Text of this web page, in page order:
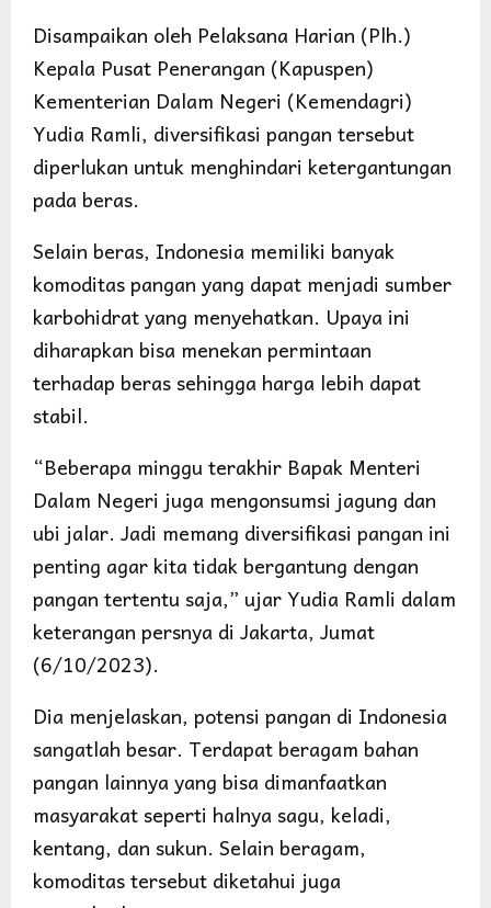
Disampaikan oleh Pelaksana Harian (Plh.)
Kepala Pusat Penerangan (Kapuspen)
Kementerian Dalam Negeri (Kemendagri)
Yudia Ramli, diversifikasi pangan tersebut
diperlukan untuk menghindari ketergantungan
pada beras.
Selain beras, Indonesia memiliki banyak
komoditas pangan yang dapat menjadi sumber
karbohidrat yang menyehatkan. Upaya ini
diharapkan bisa menekan permintaan
terhadap beras sehingga harga lebih dapat
stabil.
“Beberapa minggu terakhir Bapak Menteri
Dalam Negeri juga mengonsumsi jagung dan
ubi jalar. Jadi memang diversifikasi pangan ini
penting agar kita tidak bergantung dengan
pangan tertentu saja,” ujar Yudia Ramli dalam
keterangan persnya di Jakarta, Jumat
(6/10/2023).
Dia menjelaskan, potensi pangan di Indonesia
sangatlah besar. Terdapat beragam bahan
pangan lainnya yang bisa dimanfaatkan
masyarakat seperti halnya sagu, keladi,
kentang, dan sukun. Selain beragam,
komoditas tersebut diketahui juga